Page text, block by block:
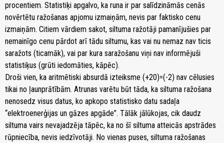
procentiem. Statistiķi apgalvo, ka runa ir par salīdzināmās cenās
novērtētu ražošanas apjomu izmaiņām, nevis par faktisko cenu
izmaiņām. Citiem vārdiem sakot, siltuma ražotāji pamanījušies par
nemainīgo cenu pārdot arī tādu siltumu, kas vai nu nemaz nav ticis
saražots (ticamāk), vai par kura saražošanu viņi nav informējuši
statistiķus (grūti iedomāties, kāpēc).
Droši vien, ka aritmētiski absurdā izteiksme (+20)=(-2) nav cēlusies
tikai no ļaunprātībām. Atrunas varētu būt tāda, ka siltuma ražošana
nenosedz visus datus, ko apkopo statistisko datu sadaļa
“elektroenerģijas un gāzes apgāde”. Tālāk jālūkojas, cik daudz
siltuma vairs nevajadzēja tāpēc, ka no šī siltuma atteicās apstrādes
rūpniecība, nevis iedzīvotāji. No vienas puses, siltuma ražošanas